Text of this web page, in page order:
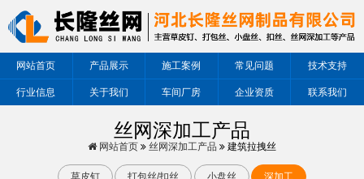
网站首页 产品展示 施工案例 常见问题 技术支持
行业信息 关于我们 车间厂房 企业资质 联系我们
丝网深加工产品
网站首页 丝网深加工产品 建筑拉拽丝